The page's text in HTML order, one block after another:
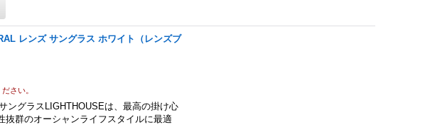
レンズ サングラス ホワイト（レンズブ
さい。
グラスLIGHTHOUSEは、最高の掛け心
群のオーシャンライフスタイルに最適